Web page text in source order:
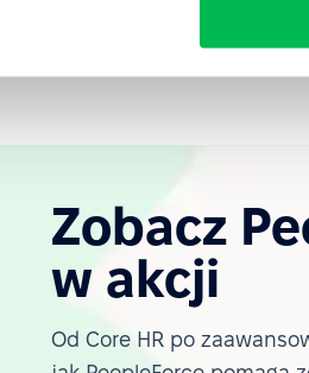
Zobacz
w akcji
Od Core HR po